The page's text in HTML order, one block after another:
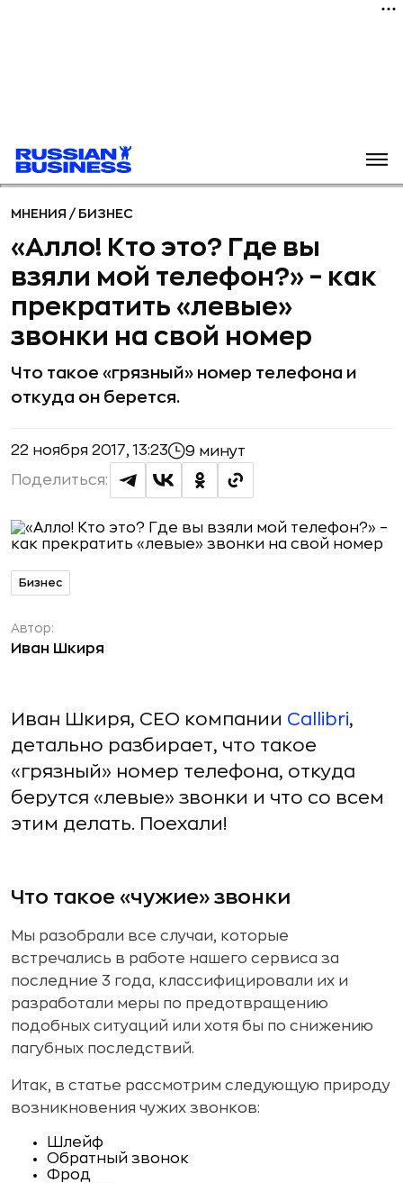
МНЕНИЯ / БИЗНЕС
«Алло! Кто это? Где вы
взяли мой телефон?» – как
прекратить «левые»
звонки на свой номер
Что такое «грязный» номер телефона и
откуда он берется.
22 ноября 2017, 13:23 9 минут
Поделиться:
Бизнес
Автор:
Иван Шкиря
Иван Шкиря, CEO компании Callibri,
детально разбирает, что такое
«грязный» номер телефона, откуда
берутся «левые» звонки и что со всем
этим делать. Поехали!
Что такое «чужие» звонки
Мы разобрали все случаи, которые
встречались в работе нашего сервиса за
последние 3 года, классифицировали их и
разработали меры по предотвращению
подобных ситуаций или хотя бы по снижению
пагубных последствий.
Итак, в статье рассмотрим следующую природу
возникновения чужих звонков:
Шлейф
Обратный звонок
Фрод